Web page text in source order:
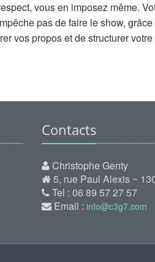
vous en imposez même.
pas de faire le show, grâce
vos propos et de structurer
Contacts
Christophe Genty
5, rue Paul Alexis ~
Tel : 06 89 57 27 57
Email : info@c3g7.com